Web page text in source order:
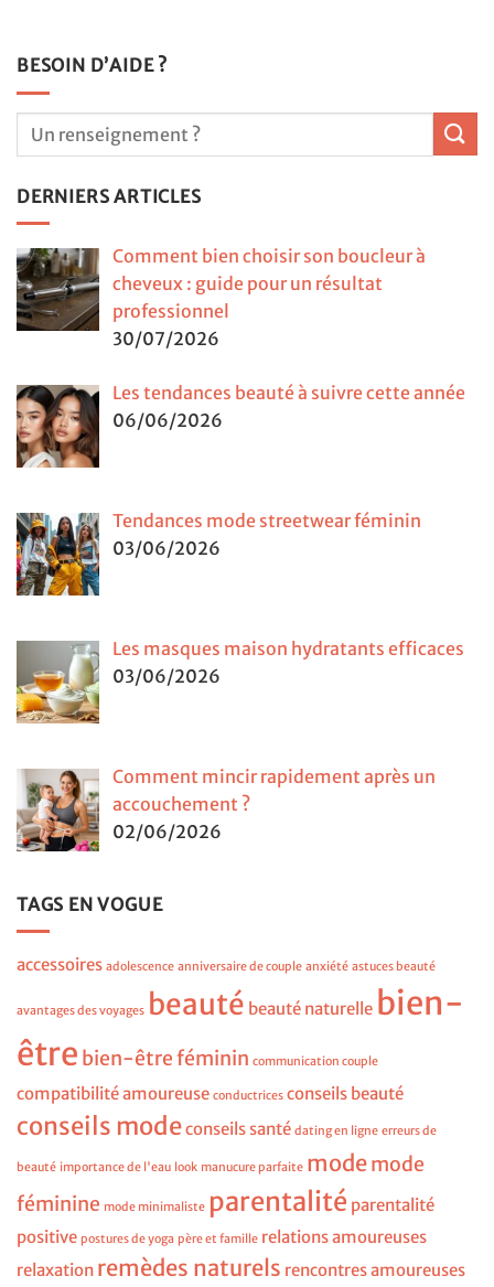
BESOIN D’AIDE ?
DERNIERS ARTICLES
Comment bien choisir son boucleur à
cheveux : guide pour un résultat
professionnel
30/07/2026
Les tendances beauté à suivre cette année
06/06/2026
Tendances mode streetwear féminin
03/06/2026
Les masques maison hydratants efficaces
03/06/2026
Comment mincir rapidement après un
accouchement ?
02/06/2026
TAGS EN VOGUE
accessoires adolescence anniversaire de couple anxiété astuces beauté
avantages des voyages beauté beauté naturelle bien-
être bien-être féminin communication couple
compatibilité amoureuse conductrices conseils beauté
conseils modeconseils santé dating en ligne erreurs de
beauté importance de l'eau look manucure parfaite modemode
féminine mode minimaliste parentalité parentalité
positive postures de yoga père et famille relations amoureuses
relaxation remèdes naturels rencontres amoureuses